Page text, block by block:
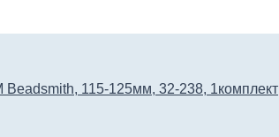
115-125мм, 32-238, 1комплект